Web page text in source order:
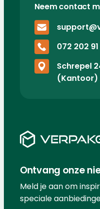
Neem contact
072 202
Schrepel
(Kantoor)
Ontvang onze
Meld je aan om
speciale